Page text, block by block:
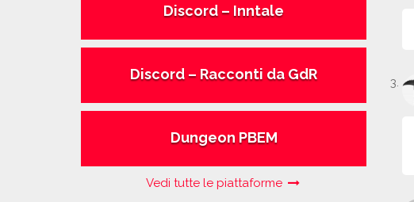
Discord – Inntale
Discord – Racconti da GdR
Dungeon PBEM
Vedi tutte le piattaforme